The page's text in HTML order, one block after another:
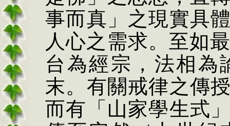
事而真」之現實具
人心之需求。至如
台為經宗，法相為
末。有關戒律之傳
而有「山家學生式